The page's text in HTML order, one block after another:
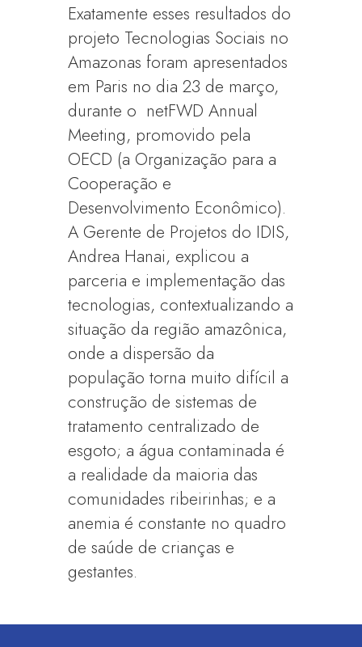
Exatamente esses resultados do
projeto Tecnologias Sociais no
Amazonas foram apresentados
em Paris no dia 23 de março,
durante o netFWD Annual
Meeting, promovido pela
OECD (a Organização para a
Cooperação e
Desenvolvimento Econômico).
A Gerente de Projetos do IDIS,
Andrea Hanai, explicou a
parceria e implementação das
tecnologias, contextualizando a
situação da região amazônica,
onde a dispersão da
população torna muito difícil a
construção de sistemas de
tratamento centralizado de
esgoto; a água contaminada é
a realidade da maioria das
comunidades ribeirinhas; e a
anemia é constante no quadro
de saúde de crianças e
gestantes.